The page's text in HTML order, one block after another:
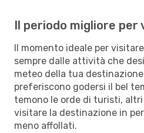
Il periodo migliore per
Il momento ideale per
sempre dalle attività che
meteo della tua
preferiscono godersi il bel
temono le orde di turisti,
visitare la destinazione in
meno affollati.